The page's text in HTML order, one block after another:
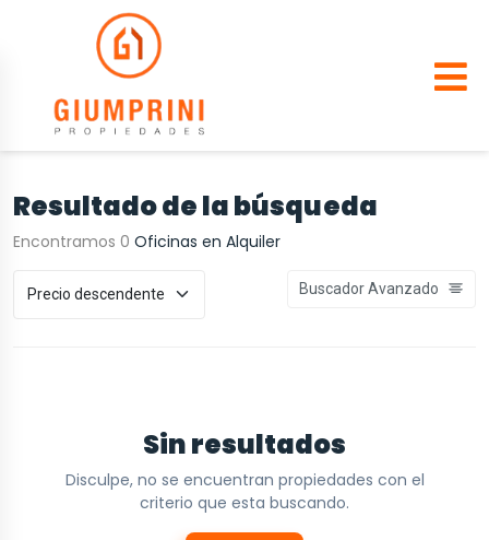
Resultado de la búsqueda
Encontramos 0 Oficinas en Alquiler
Buscador Avanzado
Sin resultados
Disculpe, no se encuentran propiedades con el
criterio que esta buscando.